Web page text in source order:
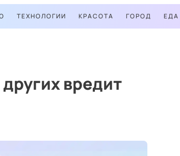
ТЕХНОЛОГИИ КРАСОТА ГОРОД ЕДА
вредит